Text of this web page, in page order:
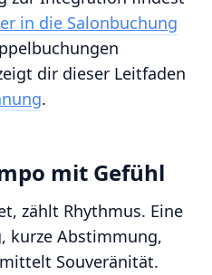
in die Salonbuchung
dir dieser Leitfaden
.
mit Gefühl
zählt Rhythmus. Eine
kurze Abstimmung,
Souveränität.